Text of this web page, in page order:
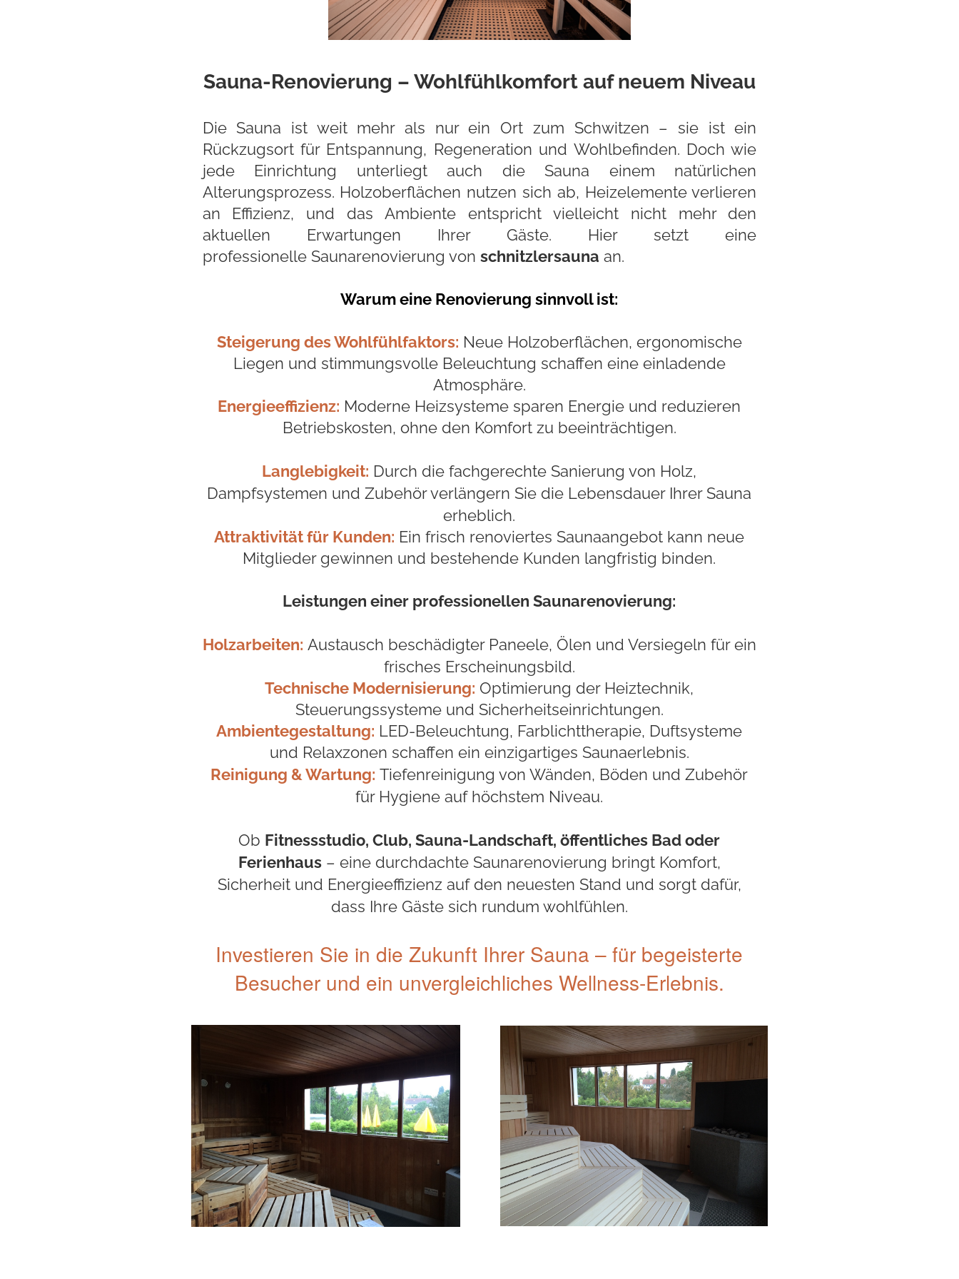
Sauna-Renovierung – Wohlfühlkomfort auf neuem Niveau
Die Sauna ist weit mehr als nur ein Ort zum Schwitzen – sie ist ein
Rückzugsort für Entspannung, Regeneration und Wohlbefinden. Doch wie
jede Einrichtung unterliegt auch die Sauna einem natürlichen
Alterungsprozess. Holzoberflächen nutzen sich ab, Heizelemente verlieren
an Effizienz, und das Ambiente entspricht vielleicht nicht mehr den
aktuellen Erwartungen Ihrer Gäste. Hier setzt eine
professionelle Saunarenovierung von schnitzlersauna an.
Warum eine Renovierung sinnvoll ist:
Steigerung des Wohlfühlfaktors: Neue Holzoberflächen, ergonomische
Liegen und stimmungsvolle Beleuchtung schaffen eine einladende
Atmosphäre.
Energieeffizienz: Moderne Heizsysteme sparen Energie und reduzieren
Betriebskosten, ohne den Komfort zu beeinträchtigen.
Langlebigkeit: Durch die fachgerechte Sanierung von Holz,
Dampfsystemen und Zubehör verlängern Sie die Lebensdauer Ihrer Sauna
erheblich.
Attraktivität für Kunden: Ein frisch renoviertes Saunaangebot kann neue
Mitglieder gewinnen und bestehende Kunden langfristig binden.
Leistungen einer professionellen Saunarenovierung:
Holzarbeiten: Austausch beschädigter Paneele, Ölen und Versiegeln für ein
frisches Erscheinungsbild.
Technische Modernisierung: Optimierung der Heiztechnik,
Steuerungssysteme und Sicherheitseinrichtungen.
Ambientegestaltung: LED-Beleuchtung, Farblichttherapie, Duftsysteme
und Relaxzonen schaffen ein einzigartiges Saunaerlebnis.
Reinigung & Wartung: Tiefenreinigung von Wänden, Böden und Zubehör
für Hygiene auf höchstem Niveau.
Ob Fitnessstudio, Club, Sauna-Landschaft, öffentliches Bad oder
Ferienhaus– eine durchdachte Saunarenovierung bringt Komfort,
Sicherheit und Energieeffizienz auf den neuesten Stand und sorgt dafür,
dass Ihre Gäste sich rundum wohlfühlen.
Investieren Sie in die Zukunft Ihrer Sauna – für begeisterte
Besucher und ein unvergleichliches Wellness-Erlebnis.